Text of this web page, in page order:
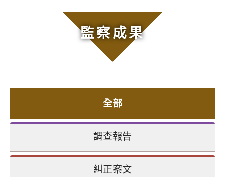
監察成果
全部
調查報告
糾正案文